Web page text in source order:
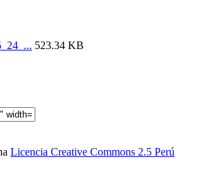
523.34 KB
Licencia Creative Commons 2.5 Perú